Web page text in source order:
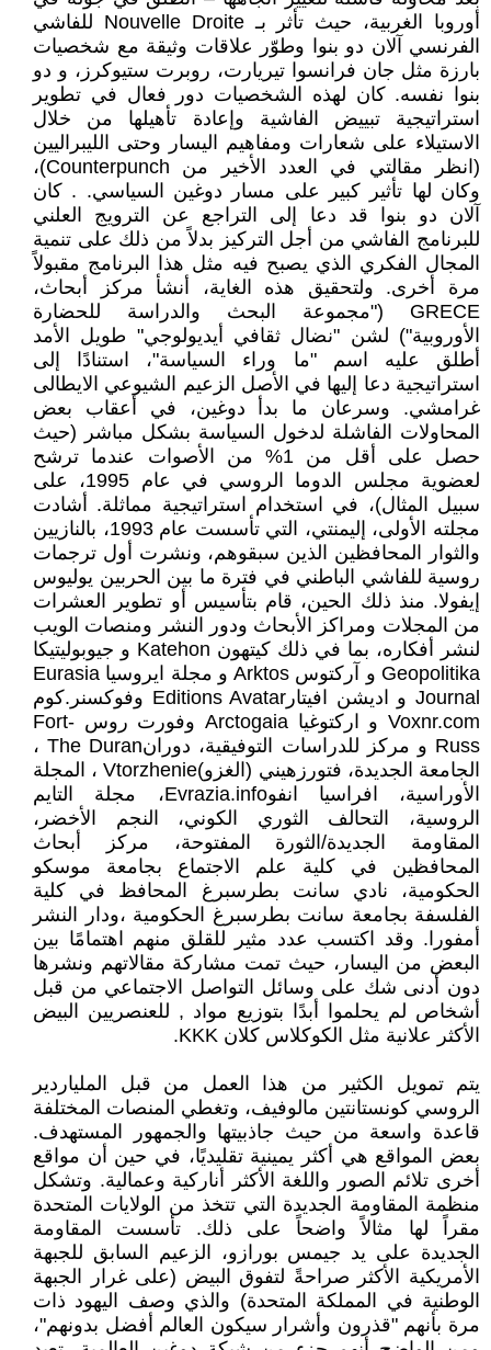
أوروبا الغربية، حيث تأثر بـ Nouvelle Droite للفاشي
الفرنسي آلان دو بنوا وطوّر علاقات وثيقة مع شخصيات
بارزة مثل جان فرانسوا تيريارت، روبرت ستيوكرز، و دو
بنوا نفسه. كان لهذه الشخصيات دور فعال في تطوير
استراتيجية تبييض الفاشية وإعادة تأهيلها من خلال
الاستيلاء على شعارات ومفاهيم اليسار وحتى الليبراليين
(انظر مقالتي في العدد الأخير من Counterpunch)،
وكان لها تأثير كبير على مسار دوغين السياسي. . كان
آلان دو بنوا قد دعا إلى التراجع عن الترويج العلني
للبرنامج الفاشي من أجل التركيز بدلاً من ذلك على تنمية
المجال الفكري الذي يصبح فيه مثل هذا البرنامج مقبولاً
مرة أخرى. ولتحقيق هذه الغاية، أنشأ مركز أبحاث،
GRECE ("مجموعة البحث والدراسة للحضارة
الأوروبية") لشن "نضال ثقافي أيديولوجي" طويل الأمد
أطلق عليه اسم "ما وراء السياسة"، استنادًا إلى
استراتيجية دعا إليها في الأصل الزعيم الشيوعي الايطالى
غرامشي. وسرعان ما بدأ دوغين، في أعقاب بعض
المحاولات الفاشلة لدخول السياسة بشكل مباشر (حيث
حصل على أقل من 1% من الأصوات عندما ترشح
لعضوية مجلس الدوما الروسي في عام 1995، على
سبيل المثال)، في استخدام استراتيجية مماثلة. أشادت
مجلته الأولى، إليمنتي، التي تأسست عام 1993، بالنازيين
والثوار المحافظين الذين سبقوهم، ونشرت أول ترجمات
روسية للفاشي الباطني في فترة ما بين الحربين يوليوس
إيفولا. منذ ذلك الحين، قام بتأسيس أو تطوير العشرات
من المجلات ومراكز الأبحاث ودور النشر ومنصات الويب
لنشر أفكاره، بما في ذلك كيتهون Katehon و جيوبوليتيكا
Geopolitika و آركتوس Arktos و مجلة ايروسيا Eurasia
Journal و اديشن افيتارEditions Avatar وفوكسنر.كوم
Voxnr.com و اركتوغيا Arctogaia وفورت روس Fort-
Russ و مركز للدراسات التوفيقية، دورانThe Duran ،
الجامعة الجديدة، فتورزهيني (الغزو)Vtorzhenie ، المجلة
الأوراسية، افراسيا انفوEvrazia.info، مجلة التايم
الروسية، التحالف الثوري الكوني، النجم الأخضر،
المقاومة الجديدة/الثورة المفتوحة، مركز أبحاث
المحافظين في كلية علم الاجتماع بجامعة موسكو
الحكومية، نادي سانت بطرسبرغ المحافظ في كلية
الفلسفة بجامعة سانت بطرسبرغ الحكومية ،ودار النشر
أمفورا. وقد اكتسب عدد مثير للقلق منهم اهتمامًا بين
البعض من اليسار، حيث تمت مشاركة مقالاتهم ونشرها
دون أدنى شك على وسائل التواصل الاجتماعي من قبل
أشخاص لم يحلموا أبدًا بتوزيع مواد , للعنصريين البيض
الأكثر علانية مثل الكوكلاس كلان KKK.
يتم تمويل الكثير من هذا العمل من قبل الملياردير
الروسي كونستانتين مالوفيف، وتغطي المنصات المختلفة
قاعدة واسعة من حيث جاذبيتها والجمهور المستهدف.
بعض المواقع هي أكثر يمينية تقليديًا، في حين أن مواقع
أخرى تلائم الصور واللغة الأكثر أناركية وعمالية. وتشكل
منظمة المقاومة الجديدة التي تتخذ من الولايات المتحدة
مقراً لها مثالاً واضحاً على ذلك. تأسست المقاومة
الجديدة على يد جيمس بورازو، الزعيم السابق للجبهة
الأمريكية الأكثر صراحةً لتفوق البيض (على غرار الجبهة
الوطنية في المملكة المتحدة) والذي وصف اليهود ذات
مرة بأنهم "قذرون وأشرار سيكون العالم أفضل بدونهم"،